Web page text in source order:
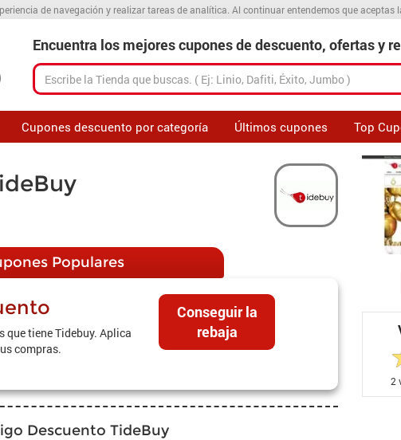
de navegación y realizar tareas de analítica. Al continuar entendemos que aceptas
Encuentra los mejores cupones de descuento, ofertas y
Cupones descuento por categoría Últimos cupones Top
Populares
que tiene Tidebuy. Aplica
compras.
Conseguir la
rebaja
Descuento TideBuy
2